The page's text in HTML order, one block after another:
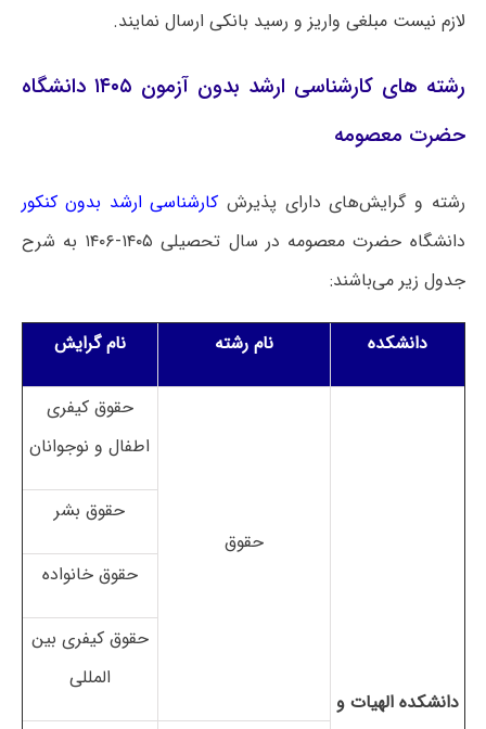
لازم نیست مبلغی واریز و رسید بانکی ارسال نمایند.
رشته های کارشناسی ارشد بدون آزمون ۱۴۰۵ دانشگاه
حضرت معصومه
رشته و گرایش‌های دارای پذیرش کارشناسی ارشد بدون کنکور
دانشگاه حضرت معصومه در سال تحصیلی ۱۴۰۵-۱۴۰۶ به شرح
جدول زیر می‌باشند:
دانشکده نام رشته نام گرایش
دانشکده الهیات و
حقوق
حقوق کیفری
اطفال و نوجوانان
حقوق بشر
حقوق خانواده
حقوق کیفری بین
المللی